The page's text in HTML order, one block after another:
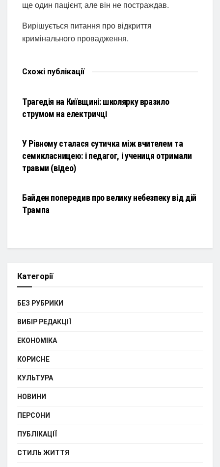
ще один пацієнт, але він не постраждав.
Вирішується питання про відкриття
кримінального провадження.
Схожі публікації
Трагедія на Київщині: школярку вразило
струмом на електричці
У Рівному сталася сутичка між вчителем та
семикласницею: і педагог, і учениця отримали
травми (відео)
Байден попередив про велику небезпеку від дій
Трампа
Категорії
БЕЗ РУБРИКИ
ВИБІР РЕДАКЦІЇ
ЕКОНОМІКА
КОРИСНЕ
КУЛЬТУРА
НОВИНИ
ПЕРСОНИ
ПУБЛІКАЦІЇ
СТИЛЬ ЖИТТЯ